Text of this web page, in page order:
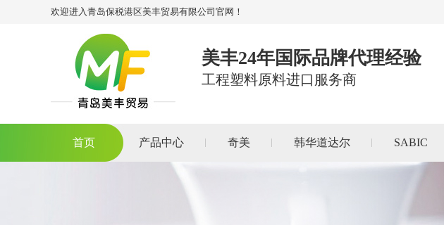
欢迎进入青岛保税港区美丰贸易有限公司官网！
美丰24年国际品牌代理经验
工程塑料原料进口服务商
首页 产品中心 奇美 韩华道达尔 SABIC